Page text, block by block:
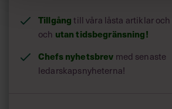
Tillgångtill våra låsta artiklar
och utan tidsbegränsning!
Chefs nyhetsbrev med senaste
ledarskapsnyheterna!